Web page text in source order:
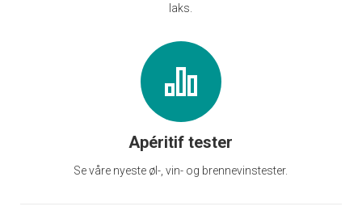
laks.
Apéritif tester
Se våre nyeste øl-, vin- og brennevinstester.